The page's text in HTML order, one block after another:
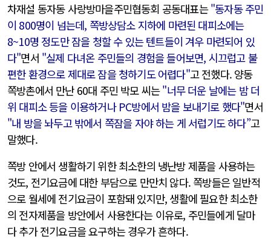
차재설 동자동 사랑방마을주민협동회 공동대표는"동자동 주민
이 800명이 넘는데, 쪽방상담소 지하에 마련된 대피소에는
8~10명 정도만 잠을 청할 수 있는 텐트들이 겨우 마련되어 있
다"면서 "실제 다녀온 주민들의 경험을 들어보면, 시끄럽고 불
편한 환경으로 제대로 잠을 청하기도 어렵다"고 전했다. 양동
쪽방촌에서 만난 60대 주민 박모 씨는"너무 더운 날에는 밤 더
위 대피소 등을 이용하거나 PC방에서 밤을 보내기로 했다"면서
"내 방을 놔두고 밖에서 쪽잠을 자야 하는 게 서럽기도 하다”고
말했다.
쪽방 안에서 생활하기 위한 최소한의 냉난방 제품을 사용하는
것도, 전기요금에 대한 부담으로 만만치 않다. 쪽방들은 일반적
으로 월세에 전기요금이 포함돼 있지만, 생활에 필요한 최소한
의 전자제품을 방안에서 사용한다는 이유로, 주민들에게 달마
다 추가 전기요금을 요구하는 경우가 흔하다.